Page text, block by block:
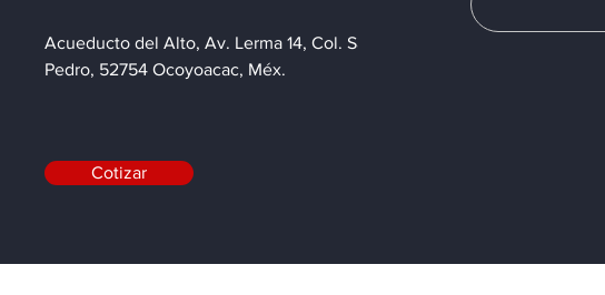
Acueducto del Alto, Av. Lerma 14, Col. San
Pedro, 52754 Ocoyoacac, Méx.
Cotizar